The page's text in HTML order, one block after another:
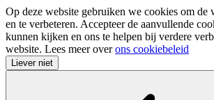
Op deze website gebruiken we cookies om de
en te verbeteren. Accepteer de aanvullende
kunnen kijken en ons te helpen bij verdere
website. Lees meer overons cookiebeleid
Liever niet